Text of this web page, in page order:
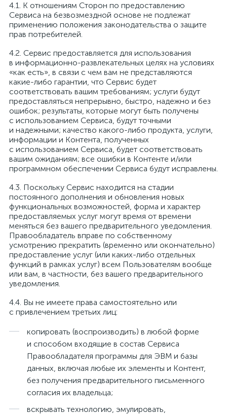
К отношениям Сторон по предоставлению
Сервиса на безвозмездной основе не подлежат
применению положения законодательства о защите
прав потребителей.
Сервис предоставляется для использования
в информационно-развлекательных целях на условиях
«как есть», в связи с чем вам не представляются
какие-либо гарантии, что Сервис будет
соответствовать вашим требованиям; услуги будут
предоставляться непрерывно, быстро, надежно и без
ошибок; результаты, которые могут быть получены
с использованием Сервиса, будут точными
и надежными; качество какого-либо продукта, услуги,
информации и Контента, полученных
с использованием Сервиса, будет соответствовать
вашим ожиданиям; все ошибки в Контенте и/или
программном обеспечении Сервиса будут исправлены.
Поскольку Сервис находится на стадии
постоянного дополнения и обновления новых
функциональных возможностей, форма и характер
предоставляемых услуг могут время от времени
меняться без вашего предварительного уведомления.
Правообладатель вправе по собственному
усмотрению прекратить (временно или окончательно)
предоставление услуг (или каких-либо отдельных
функций в рамках услуг) всем Пользователям вообще
или вам, в частности, без вашего предварительного
уведомления.
Вы не имеете права самостоятельно или
с привлечением третьих лиц:
копировать (воспроизводить) в любой форме
и способом входящие в состав Сервиса
Правообладателя программы для ЭВМ и базы
данных, включая любые их элементы и Контент,
без получения предварительного письменного
согласия их владельца;
вскрывать технологию, эмулировать,